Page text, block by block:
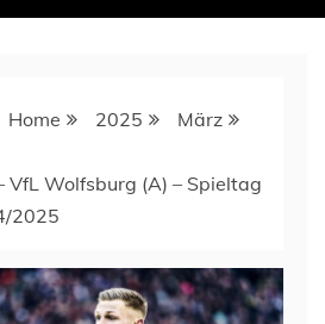
Home 2025
März
VfL Wolfsburg (A) – Spieltag
2025